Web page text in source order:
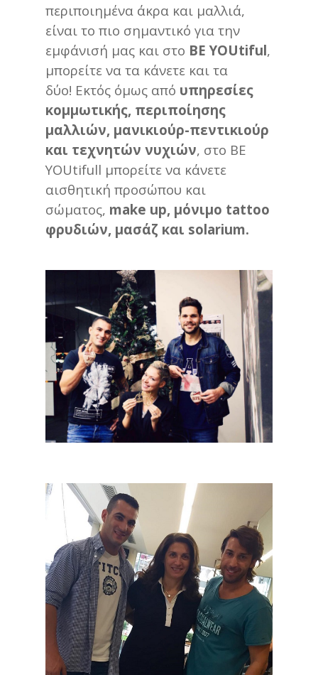
περιποιημένα άκρα και μαλλιά,
είναι το πιο σημαντικό για την
εμφάνισή μας και στο BE YOUtiful,
μπορείτε να τα κάνετε και τα
δύο! Εκτός όμως από υπηρεσίες
κομμωτικής, περιποίησης
μαλλιών, μανικιούρ-πεντικιούρ
και τεχνητών νυχιών, στο BE
YOUtifull μπορείτε να κάνετε
αισθητική προσώπου και
σώματος, make up, μόνιμο tattoo
φρυδιών, μασάζ και solarium.